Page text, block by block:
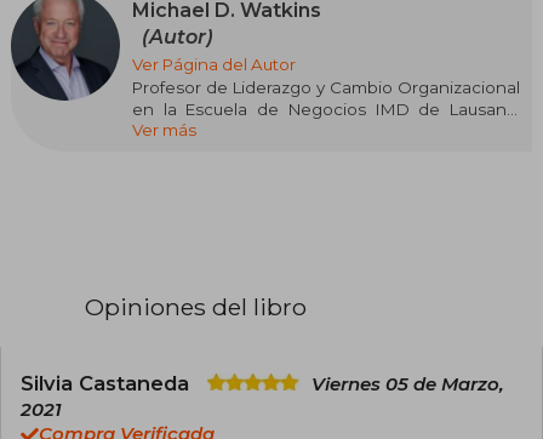
Michael D. Watkins
(Autor)
Ver Página del Autor
Profesor de Liderazgo y Cambio Organizacional
en la Escuela de Negocios IMD de Lausana.
Anteriormente fue profesor en INSEAD, Harvard
Success Strategies for New Leaders at all Levels,
otros 11 libros y numerosos artículos sobre
liderazgo y negociación, publicados en medios
Ver más
Opiniones del libro
Silvia Castaneda
Viernes 05 de Marzo,
2021
Compra Verificada